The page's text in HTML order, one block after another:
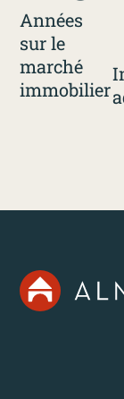
Années
sur le
marché
immobilier